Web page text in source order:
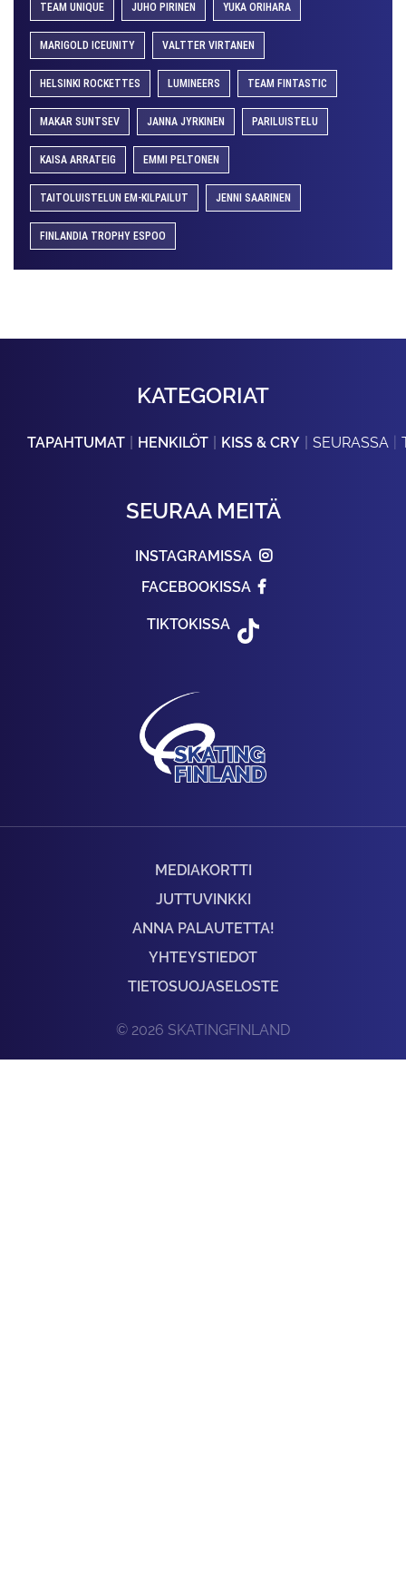
TEAM UNIQUE JUHO PIRINEN YUKA ORIHARA
MARIGOLD ICEUNITY VALTTER VIRTANEN
HELSINKI ROCKETTES LUMINEERS TEAM FINTASTIC
MAKAR SUNTSEV JANNA JYRKINEN PARILUISTELU
KAISA ARRATEIG EMMI PELTONEN
TAITOLUISTELUN EM-KILPAILUT JENNI SAARINEN
FINLANDIA TROPHY ESPOO
KATEGORIAT
TAPAHTUMAT HENKILÖT KISS & CRY SEURASSA
SEURAA MEITÄ
INSTAGRAMISSA
FACEBOOKISSA
TIKTOKISSA
MEDIAKORTTI
JUTTUVINKKI
ANNA PALAUTETTA!
YHTEYSTIEDOT
TIETOSUOJASELOSTE
© 2026 SKATINGFINLAND